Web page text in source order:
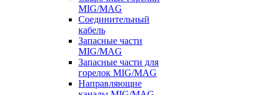
MIG/MAG
Соединительный
кабель
Запасные части
MIG/MAG
Запасные части для
горелок MIG/MAG
Направляющие